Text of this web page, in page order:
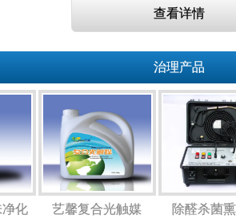
查看详情
治理产品
净化
艺馨复合光触媒 除醛杀菌